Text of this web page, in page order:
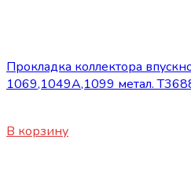
Прокладка коллектора
1069,1049А,1099 метал.
В корзину